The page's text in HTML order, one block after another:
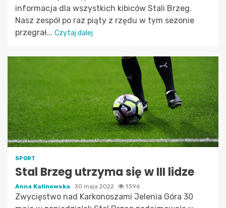
informacja dla wszystkich kibiców Stali Brzeg.
Nasz zespół po raz piąty z rzędu w tym sezonie
przegrał... Czytaj dalej
SPORT
Stal Brzeg utrzyma się w III lidze
Anna Kalinowska 30 maja 2022 1396
Zwycięstwo nad Karkonoszami Jelenia Góra 30